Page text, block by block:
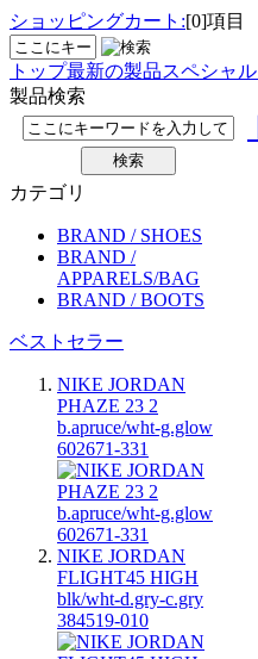
ショッピングカート:[0]項目
トップ最新の製品スペシャル
製品検索
カテゴリ
BRAND / SHOES
BRAND /
APPARELS/BAG
BRAND / BOOTS
ベストセラー
NIKE JORDAN
PHAZE 23 2
b.apruce/wht-g.glow
602671-331
NIKE JORDAN
FLIGHT45 HIGH
blk/wht-d.gry-c.gry
384519-010